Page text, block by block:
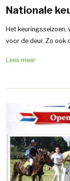
Nationale
Het
voor de deur. Zo ook
Lees meer